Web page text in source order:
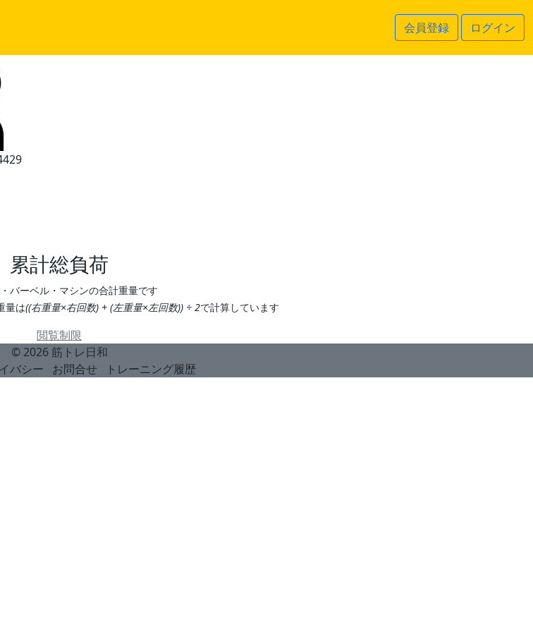
会員登録 ログイン
累計総負荷
バーベル・マシンの合計重量です
量は((右重量×右回数) + (左重量×左回数)) ÷ 2で計算しています
閲覧制限
© 2026 筋トレ日和
バシー お問合せ トレーニング履歴